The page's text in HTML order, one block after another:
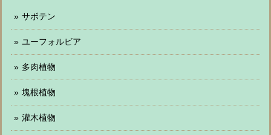
サボテン
ユーフォルビア
多肉植物
塊根植物
灌木植物